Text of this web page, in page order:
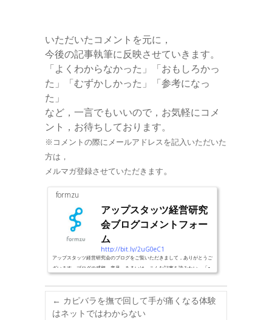
いただいたコメントを元に，
今後の記事執筆に反映させていきます。
「よくわからなかった」「おもしろかっ
た」「むずかしかった」「参考になっ
た」
など，一言でもいいので，お気軽にコメ
ント，お待ちしております。
※コメントの際にメールアドレスを記入いただいた
方は，
メルマガ登録させていただきます。
formzu
アップスタッツ経営研究
会ブログコメントフォー
ム
http://bit.ly/2uG0eC1
アップスタッツ経営研究会のブログをご覧いただきまして，ありがとうご
ざいます。ブログの感想，意見，あるいは，こんな記事を読みたい，「○
軽にお寄せください。
← カピバラを撫で回して手が痛くなる体験
はネットではわからない